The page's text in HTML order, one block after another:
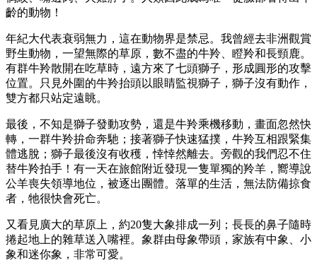
齡的動物！
年紀大代表衰弱無力，這在動物界是禁忌。我曾經去非洲觀賞
野生動物，一望無際的草原，數不盡的牛羚、瞪羚和長頸鹿。
有群牛羚散開在吃草時，遠方來了七頭獅子，形成圓形的攻擊
位置。只見外圍的牛羚抬頭以眼睛監視獅子，獅子沒有動作，
雙方都只站定遠眺。
最後，不知是獅子發動攻勢，還是牛羚乘機移動，畫面忽然快
轉，一群牛羚拚命奔馳；接著獅子快速猛撲，牛羚互相跟緊集
體逃脫；獅子最後沒有收穫，悻悻然離去。旁觀的我們忍不住
替牛羚拍手！有一天在旅館附近發現一隻單獨的羚羊，嚮導說
公羊喪失領導地位，被逐出團體。落單的生活，無法防備掠食
者，牠很快會死亡。
又看見廣大的草原上，約20隻大象排成一列；長長的鼻子隨時
捲起地上的雜草送入嘴裡。象群由母象帶頭，家族有中象、小
象和迷你象，非常可愛。